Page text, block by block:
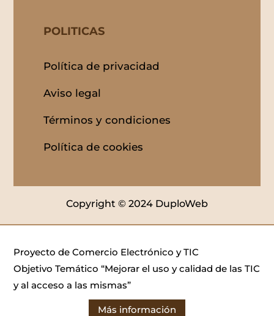
POLITICAS
Política de privacidad
Aviso legal
Términos y condiciones
Política de cookies
Copyright © 2024 DuploWeb
Proyecto de Comercio Electrónico y TIC
Objetivo Temático “Mejorar el uso y calidad de las TIC
y al acceso a las mismas”
Más información